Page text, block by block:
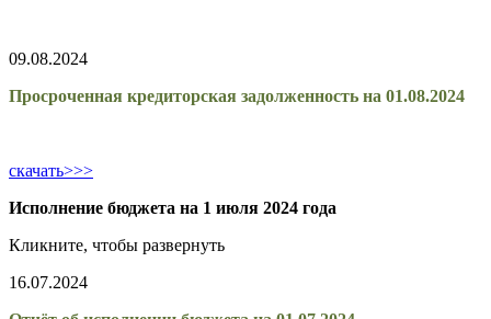
09.08.2024
Просроченная кредиторская задолженность на 01.08.2024
скачать>>>
Исполнение бюджета на 1 июля 2024 года
Кликните, чтобы развернуть
16.07.2024